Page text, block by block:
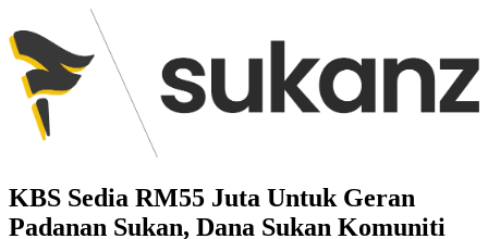
KBS Sedia RM55 Juta Untuk Geran
Padanan Sukan, Dana Sukan Komuniti